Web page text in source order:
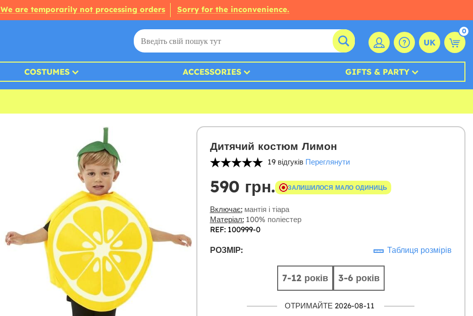
We are temporarily not processing orders Sorry for the inconvenience.
UK
0
COSTUMES ACCESSORIES GIFTS & PARTY
Дитячий костюм Лимон
19 відгуків Переглянути
590 грн. ЗАЛИШИЛОСЯ МАЛО ОДИНИЦЬ
Включає:мантія і тіара
Матеріал:100% поліестер
REF: 100999-0
РОЗМІР: Таблиця розмірів
7-12 років 3-6 років
ОТРИМАЙТЕ 2026-08-11